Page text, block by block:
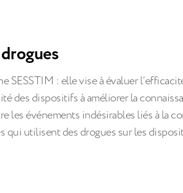
: elle vise à évaluer
des dispositifs à améliorer la
les événements indésirables liés à la
utilisent des drogues sur les